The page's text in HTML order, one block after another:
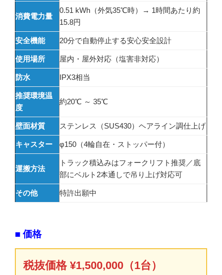
消費電力量
0.51 kWh（外気35℃時）→ 1時間あたり約
15.8円
安全機能 20分で自動停止する安心安全設計
使用場所 屋内・屋外対応（塩害非対応）
防水 IPX3相当
推奨環境温
度
約20℃ ～ 35℃
壁面材質 ステンレス（SUS430）ヘアライン調仕上げ
キャスター φ150（4輪自在・ストッパー付）
運搬方法
トラック積込みはフォークリフト推奨／底
部にベルト2本通しで吊り上げ対応可
その他 特許出願中
■ 価格
税抜価格 ¥1,500,000（1台）